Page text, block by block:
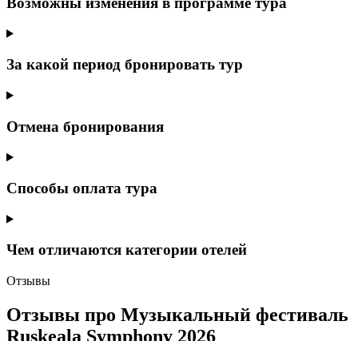
За какой период бронировать тур
Отмена бронирования
Способы оплата тура
Чем отличаются категории отелей
Отзывы
Отзывы про Музыкальный фестиваль
Ruskeala Symphony 2026